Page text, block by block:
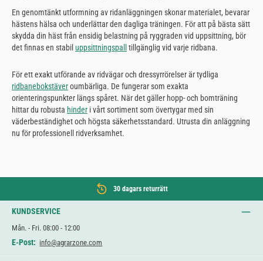
En genomtänkt utformning av ridanläggningen skonar materialet, bevarar
hästens hälsa och underlättar den dagliga träningen. För att på bästa sätt
skydda din häst från ensidig belastning på ryggraden vid uppsittning, bör
det finnas en stabil uppsittningspall tillgänglig vid varje ridbana.
För ett exakt utförande av ridvägar och dressyrrörelser är tydliga
ridbanebokstäveroumbärliga. De fungerar som exakta
orienteringspunkter längs spåret. När det gäller hopp- och bomträning
hittar du robusta hinder i vårt sortiment som övertygar med sin
väderbeständighet och högsta säkerhetsstandard. Utrusta din anläggning
nu för professionell ridverksamhet.
30 dagars returrätt
KUNDSERVICE
Mån. - Fri. 08:00 - 12:00
E-Post: info@agrarzone.com